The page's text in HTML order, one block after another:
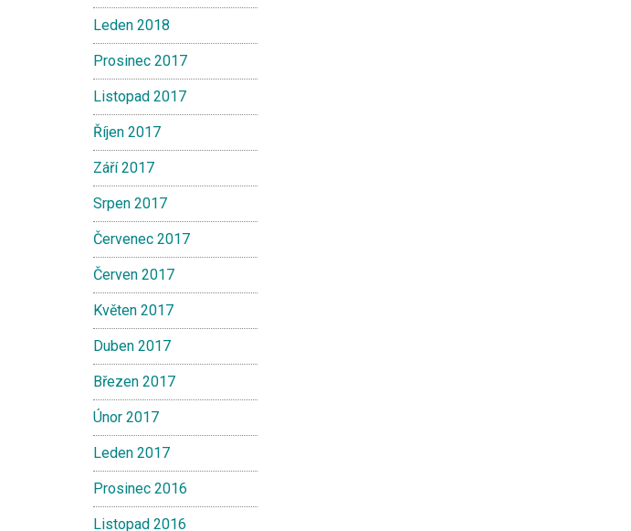
Leden 2018
Prosinec 2017
Listopad 2017
Říjen 2017
Září 2017
Srpen 2017
Červenec 2017
Červen 2017
Květen 2017
Duben 2017
Březen 2017
Únor 2017
Leden 2017
Prosinec 2016
Listopad 2016